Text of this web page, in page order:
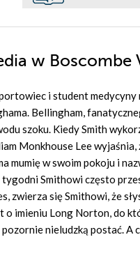
w Boscombe
i student
Bellingham,
szoku. Kiedy Smith
Monkhouse Lee wyjaśnia,
mumię w swoim pokoju i
Smithowi często
zwierza się Smithowi, że
o imieniu Long Norton, do
nieludzką postać.